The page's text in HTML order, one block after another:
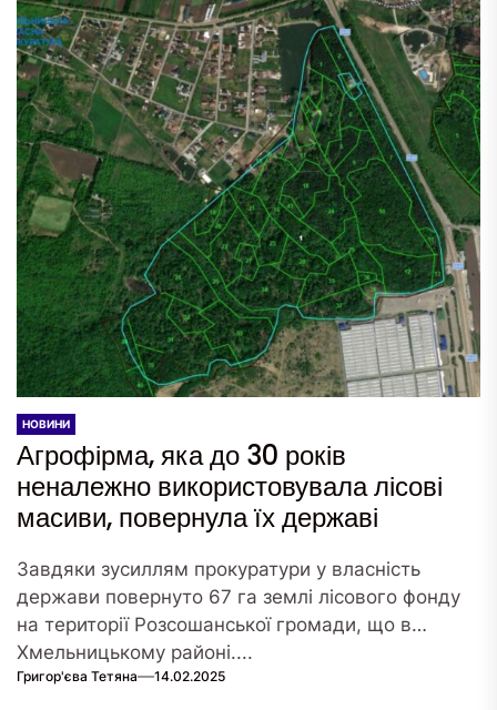
НОВИНИ
Агрофірма, яка до 30 років
неналежно використовувала лісові
масиви, повернула їх державі
Завдяки зусиллям прокуратури у власність
держави повернуто 67 га землі лісового фонду
на території Розсошанської громади, що в
Хмельницькому районі....
Григор'єва Тетяна 14.02.2025